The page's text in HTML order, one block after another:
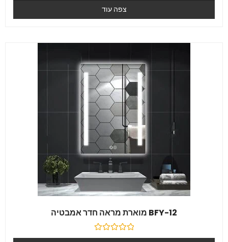
5
צפה עוד
BFY-12 מוארת מראה חדר אמבטיה
דורג